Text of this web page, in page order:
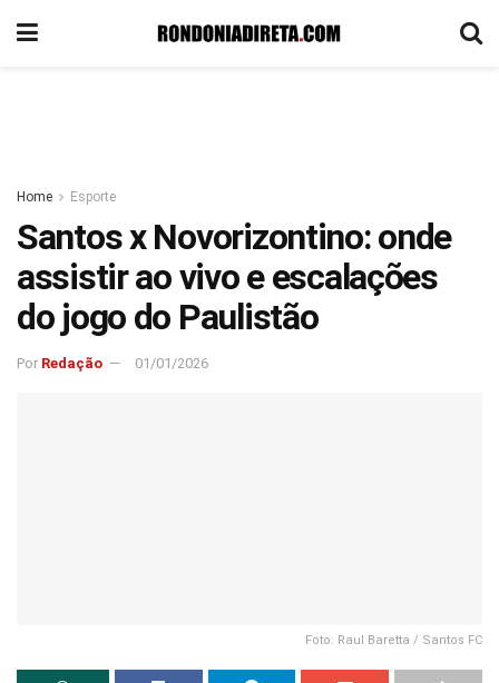
Home Esporte
Santos x Novorizontino: onde
assistir ao vivo e escalações
do jogo do Paulistão
Por Redação 01/01/2026
Foto: Raul Baretta / Santos FC